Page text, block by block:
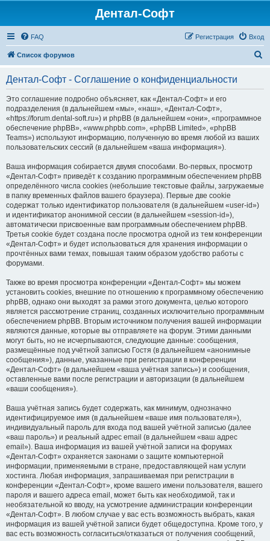
Дентал-Софт
FAQ Вход
Регистрация
Список форумов
Дентал-Софт - Соглашение о конфиденциальности
Это соглашение подробно объясняет, как «Дентал-Софт» и его
подразделения (в дальнейшем «мы», «наш», «Дентал-Софт»,
«https://forum.dental-soft.ru») и phpBB (в дальнейшем «они», «программное
обеспечение phpBB», «www.phpbb.com», «phpBB Limited», «phpBB
Teams») используют информацию, полученную во время любой из ваших
пользовательских сессий (в дальнейшем «ваша информация»).
Ваша информация собирается двумя способами. Во-первых, просмотр
«Дентал-Софт» приведёт к созданию программным обеспечением phpBB
определённого числа cookies (небольшие текстовые файлы, загружаемые
в папку временных файлов вашего браузера). Первые две cookie
содержат только идентификатор пользователя (в дальнейшем «user-id»)
и идентификатор анонимной сессии (в дальнейшем «session-id»),
автоматически присвоенные вам программным обеспечением phpBB.
Третья cookie будет создана после просмотра одной из тем конференции
«Дентал-Софт» и будет использоваться для хранения информации о
прочтённых вами темах, повышая таким образом удобство работы с
форумами.
Также во время просмотра конференции «Дентал-Софт» мы можем
установить cookies, внешние по отношению к программному обеспечению
phpBB, однако они выходят за рамки этого документа, целью которого
является рассмотрение страниц, созданных исключительно программным
обеспечением phpBB. Вторым источником получения вашей информации
являются данные, которые вы отправляете на форум. Этими данными
могут быть, но не исчерпываются, следующие данные: сообщения,
размещённые под учётной записью Гостя (в дальнейшем «анонимные
сообщения»), данные, указанные при регистрации в конференции
«Дентал-Софт» (в дальнейшем «ваша учётная запись») и сообщения,
оставленные вами после регистрации и авторизации (в дальнейшем
«ваши сообщения»).
Ваша учётная запись будет содержать, как минимум, однозначно
идентифицируемое имя (в дальнейшем «ваше имя пользователя»),
индивидуальный пароль для входа под вашей учётной записью (далее
«ваш пароль») и реальный адрес email (в дальнейшем «ваш адрес
email»). Ваша информация из вашей учётной записи на форумах
«Дентал-Софт» охраняется законами о защите компьютерной
информации, применяемыми в стране, предоставляющей нам услуги
хостинга. Любая информация, запрашиваемая при регистрации в
конференции «Дентал-Софт», кроме вашего имени пользователя, вашего
пароля и вашего адреса email, может быть как необходимой, так и
необязательной ко вводу, на усмотрение администрации конференции
«Дентал-Софт». В любом случае у вас есть возможность выбрать, какая
информация из вашей учётной записи будет общедоступна. Кроме того, у
вас есть возможность согласиться/отказаться от получения сообщений,